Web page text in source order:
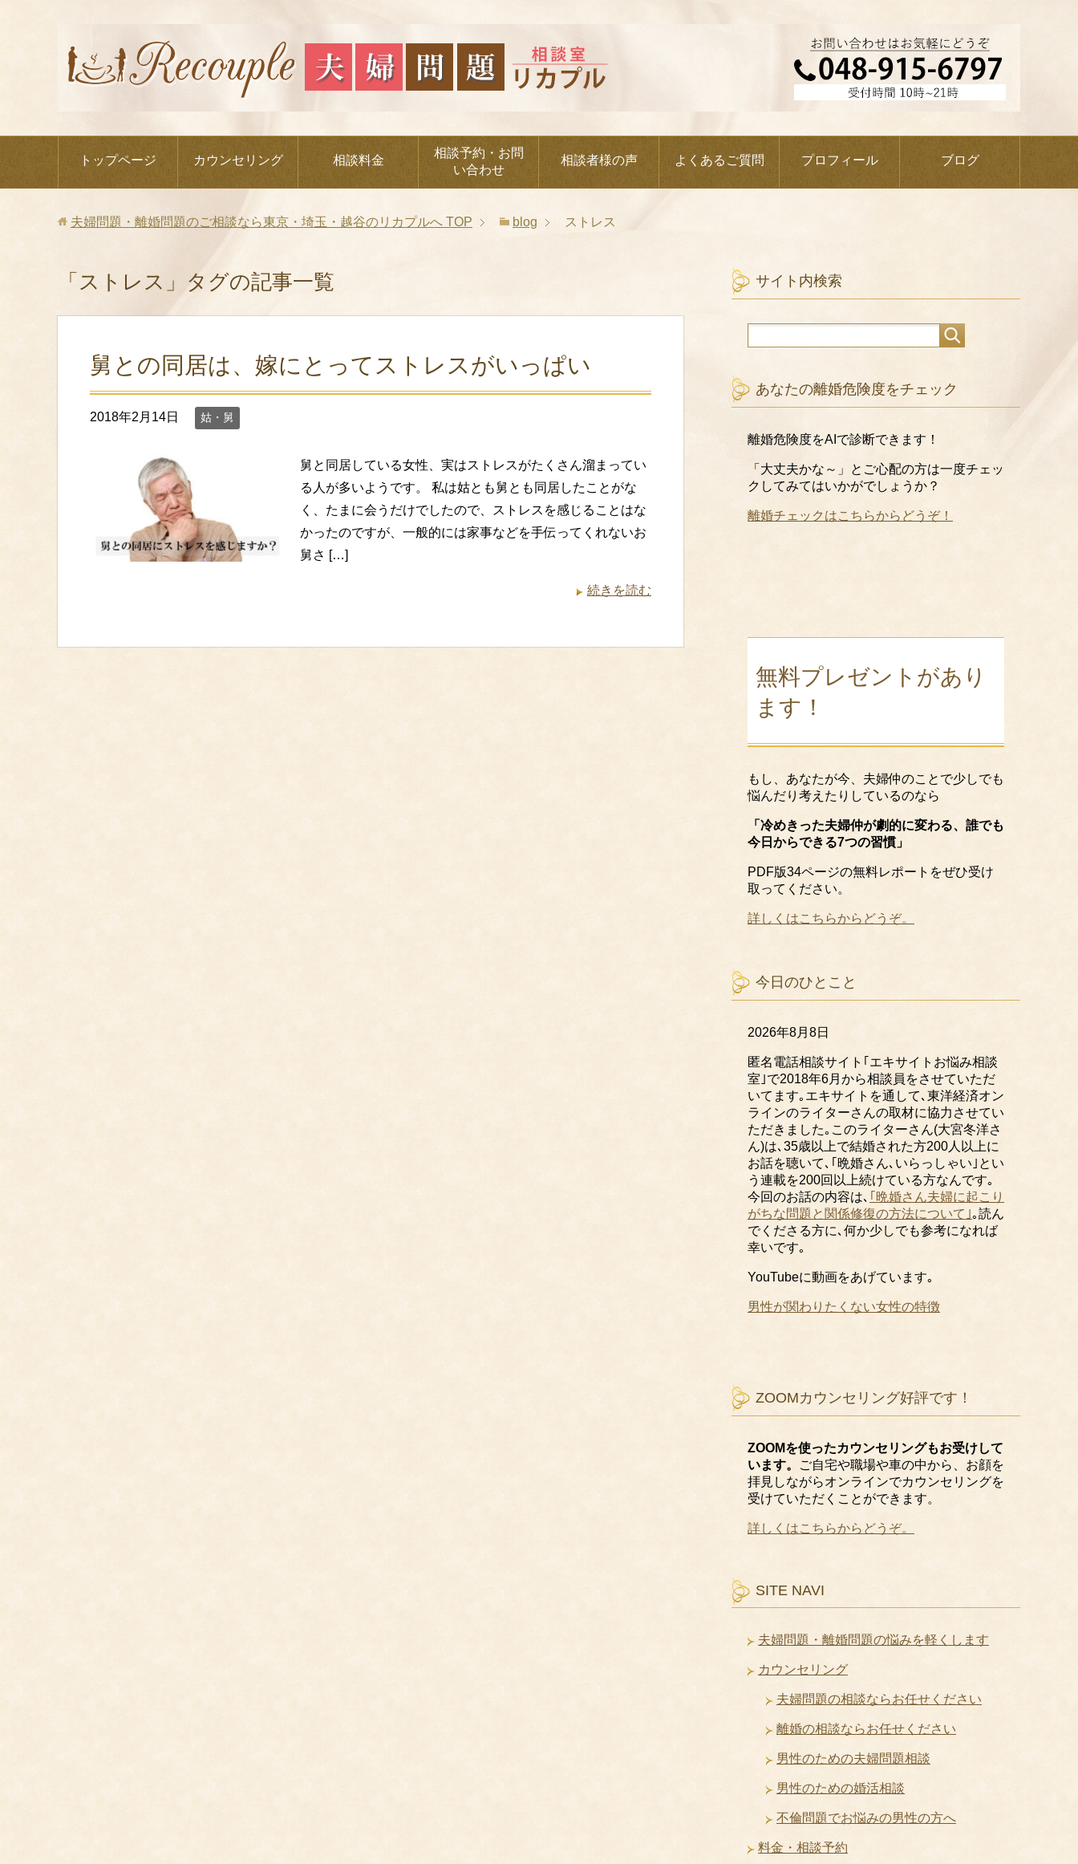
トップページ カウンセリング 相談料金
相談予約・お問
い合わせ
相談者様の声 よくあるご質問 プロフィール ブログ
夫婦問題・離婚問題のご相談なら東京・埼玉・越谷のリカプルへ TOP blog ストレス
「ストレス」タグの記事一覧
舅との同居は、嫁にとってストレスがいっぱい
2018年2月14日 姑・舅
舅と同居している女性、実はストレスがたくさん溜まってい
る人が多いようです。 私は姑とも舅とも同居したことがな
く、たまに会うだけでしたので、ストレスを感じることはな
かったのですが、一般的には家事などを手伝ってくれないお
舅さ […]
続きを読む
サイト内検索
あなたの離婚危険度をチェック
離婚危険度をAIで診断できます！
「大丈夫かな～」とご心配の方は一度チェッ
クしてみてはいかがでしょうか？
離婚チェックはこちらからどうぞ！
無料プレゼントがあり
ます！
もし、あなたが今、夫婦仲のことで少しでも
悩んだり考えたりしているのなら
「冷めきった夫婦仲が劇的に変わる、誰でも
今日からできる7つの習慣」
PDF版34ページの無料レポートをぜひ受け
取ってください。
詳しくはこちらからどうぞ。
今日のひとこと
2026年8月8日
匿名電話相談サイト｢エキサイトお悩み相談
室｣で2018年6月から相談員をさせていただ
いてます｡エキサイトを通して､東洋経済オン
ラインのライターさんの取材に協力させてい
ただきました｡このライターさん(大宮冬洋さ
ん)は､35歳以上で結婚された方200人以上に
お話を聴いて､｢晩婚さん､いらっしゃい｣とい
う連載を200回以上続けている方なんです｡
今回のお話の内容は､ ｢晩婚さん夫婦に起こり
がちな問題と関係修復の方法について｣｡読ん
でくださる方に､何か少しでも参考になれば
幸いです｡
YouTubeに動画をあげています｡
男性が関わりたくない女性の特徴
ZOOMカウンセリング好評です！
ZOOMを使ったカウンセリングもお受けして
います。
ご自宅や職場や車の中から、お顔を
拝見しながらオンラインでカウンセリングを
受けていただくことができます。
詳しくはこちらからどうぞ。
SITE NAVI
夫婦問題・離婚問題の悩みを軽くします
カウンセリング
夫婦問題の相談ならお任せください
離婚の相談ならお任せください
男性のための夫婦問題相談
男性のための婚活相談
不倫問題でお悩みの男性の方へ
料金・相談予約